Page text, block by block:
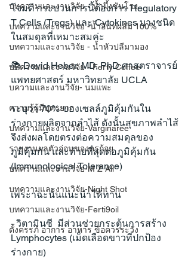
บทความและงานวิจัย - น้ำผึ้งชันโรง
บทความและงานวิจัย -น้ำอินทผลัม 100%
บทความและงานวิจัย - น้ำหัวปลีมามอง
บทความและงานวิจัย - Ferty Coffee
บความและงานวิจัย- นมแพะ
ความรู้ผู้มีบุตรยาก
บทความและงานวิจัย-Varginaree
รายงานผลตัวอ่อนของครูก้อย
บทความและงานวิจัย-M Z All
บทความและงานวิจัย-Night Shot
บทความและงานวิจัย-Ferti9oil
ตั้งครรภ์ อาการ อาหาร ข้อควรระวัง
โจมตี กระบวนการนี้ต้องการ Regulatory
T Cells (Tregs) และ Cytokines บางชนิด
ในสมดุลที่เหมาะสมค่ะ
📚 David Heber, MD, PhD ศาสตราจารย์
แพทยศาสตร์ มหาวิทยาลัย UCLA
ระบุว่า 70% ของเซลล์ภูมิคุ้มกันใน
ร่างกายผลิตจากลำไส้ ดังนั้นสุขภาพลำไส้
จึงส่งผลโดยตรงต่อความสมดุลของ
ภูมิคุ้มกัน และท้ายที่สุดต่อภูมิคุ้มกัน
(Immunological Tolerance)
เพระาฉะนั้นแนะนำให้ทาน
- วิตามินซี  มีส่วนช่วยกระตุ้นการสร้าง
Lymphocytes (เม็ดเลือดขาวที่ปกป้อง
ร่างกาย)